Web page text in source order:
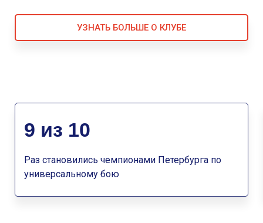
УЗНАТЬ БОЛЬШЕ О КЛУБЕ
9 из 10
Раз становились чемпионами Петербурга по
универсальному бою